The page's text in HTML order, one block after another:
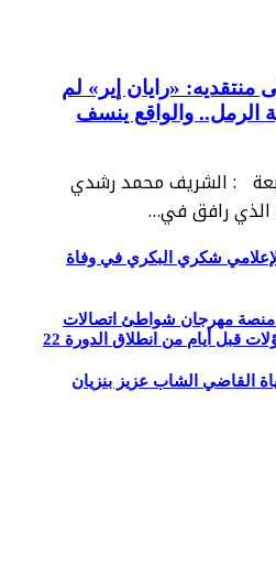
«رايان إير» لم
الرمل.. والواقع ينسف
: المغرب360 متابعة : الشريف محمد رشدي
الذي رافق في…
شكري البكري في وفاة
منصة مهرجان شواطئ اتصالات
قبل أيام من انطلاق الدورة 22
القاضي الشاب عزيز بنزيان